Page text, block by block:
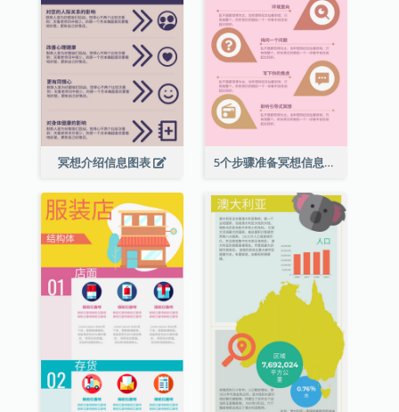
冥想介绍信息图表 5个步骤准备冥想信息图表